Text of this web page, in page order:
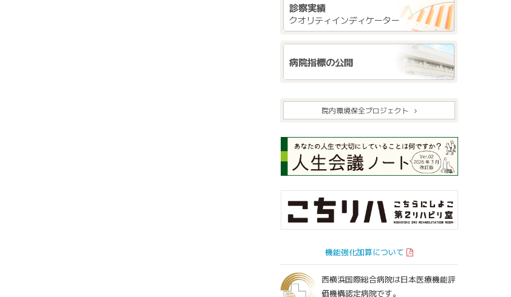
診察実績
クオリティインディケーター
病院指標の公開
院内環境保全プロジェクト
機能強化加算について
西横浜国際総合病院は日本医療機能評
価機構認定病院です。